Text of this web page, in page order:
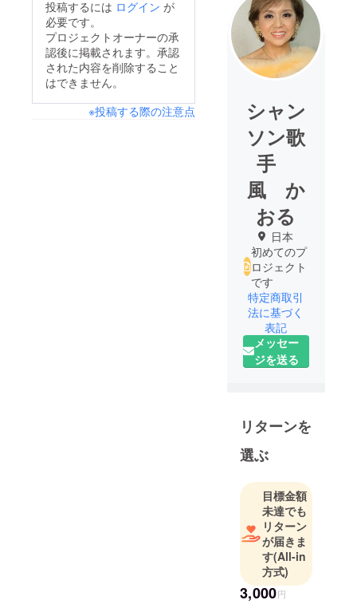
投稿するには ログイン が
必要です。
プロジェクトオーナーの承
認後に掲載されます。承認
された内容を削除すること
はできません。
※投稿する際の注意点
シャン
ソン歌
手
風 か
おる
日本
初めてのプ
ロジェクト
です
特定商取引
法に基づく
表記
メッセー
ジを送る
リターンを
選ぶ
目標金額
未達でも
リターン
が届きま
す(All-in
方式)
3,000円